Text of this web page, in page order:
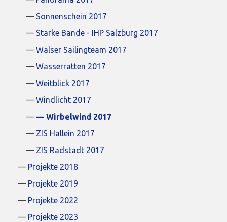
Sonnenschein 2017
Starke Bande - IHP Salzburg 2017
Walser Sailingteam 2017
Wasserratten 2017
Weitblick 2017
Windlicht 2017
Wirbelwind 2017
ZIS Hallein 2017
ZIS Radstadt 2017
Projekte 2018
Projekte 2019
Projekte 2022
Projekte 2023